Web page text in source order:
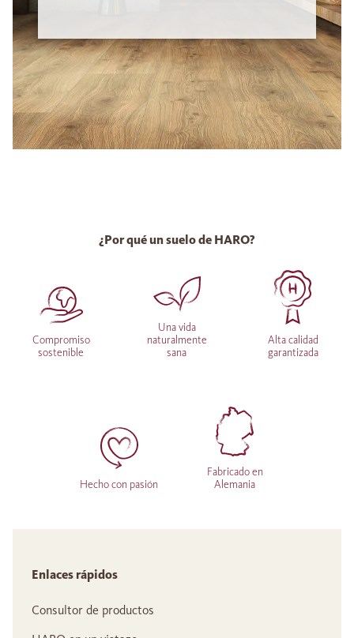
¿Por qué un suelo de HARO?
Compromiso
sostenible
Una vida
naturalmente
sana
Alta calidad
garantizada
Hecho con pasión
Fabricado en
Alemania
Enlaces rápidos
Consultor de productos